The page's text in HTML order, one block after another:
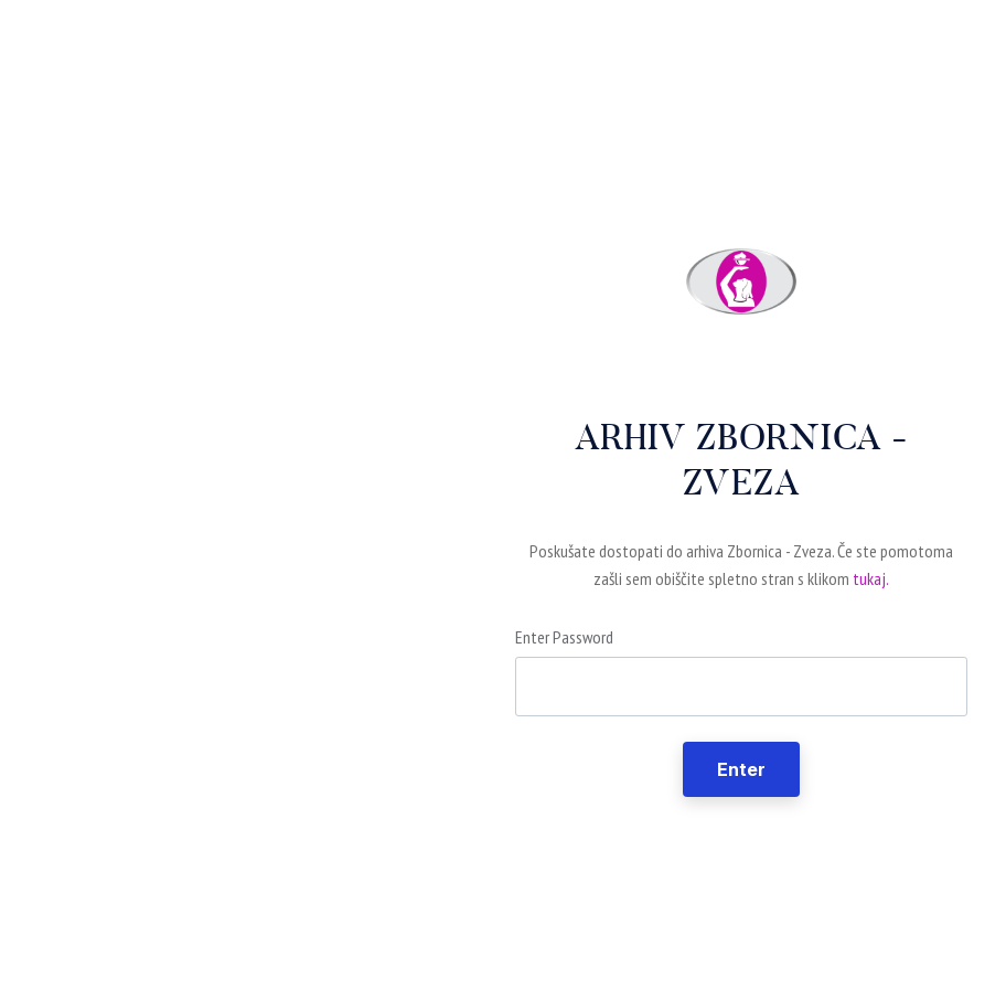
ARHIV ZBORNICA -
ZVEZA
Poskušate dostopati do arhiva Zbornica - Zveza. Če ste pomotoma
zašli sem obiščite spletno stran s klikom tukaj.
Enter Password
Enter